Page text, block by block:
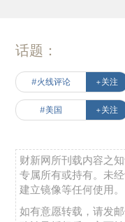
话题：
#火线评论 +关注
#美国 +关注
财新网所刊载内容之
专属所有或持有。未
建立镜像等任何使用。
如有意愿转载，请发